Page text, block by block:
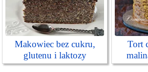
Makowiec bez cukru,
glutenu i laktozy
Tort